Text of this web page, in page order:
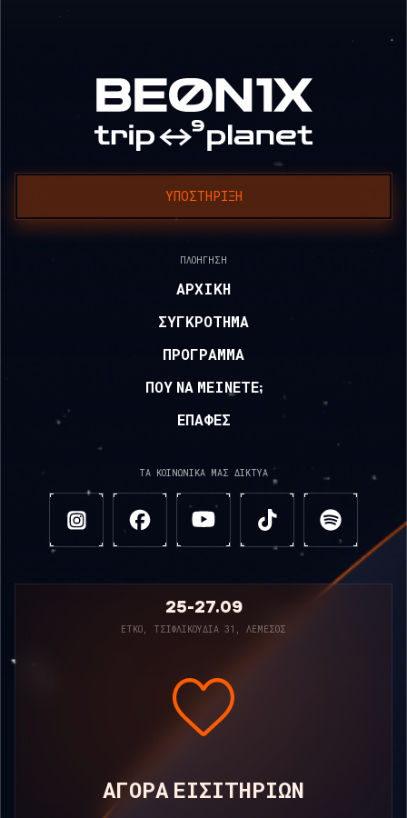
ΥΠΟΣΤΉΡΙΞΗ
ΠΛΟΉΓΗΣΗ
ΑΡΧΙΚΉ
ΣΥΓΚΡΌΤΗΜΑ
ΠΡΌΓΡΑΜΜΑ
ΠΟΥ ΝΑ ΜΕΊΝΕΤΕ;
ΕΠΑΦΈΣ
ΤΑ ΚΟΙΝΩΝΙΚΆ ΜΑΣ ΔΊΚΤΥΑ
25-27.09
ΕΤΚΟ, ΤΣΙΦΛΙΚΟΎΔΙΑ 31, ΛΕΜΕΣΌΣ
ΑΓΟΡΆ ΕΙΣΙΤΗΡΊΩΝ